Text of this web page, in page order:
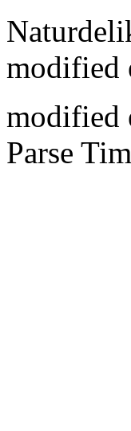
modified
modified
Parse